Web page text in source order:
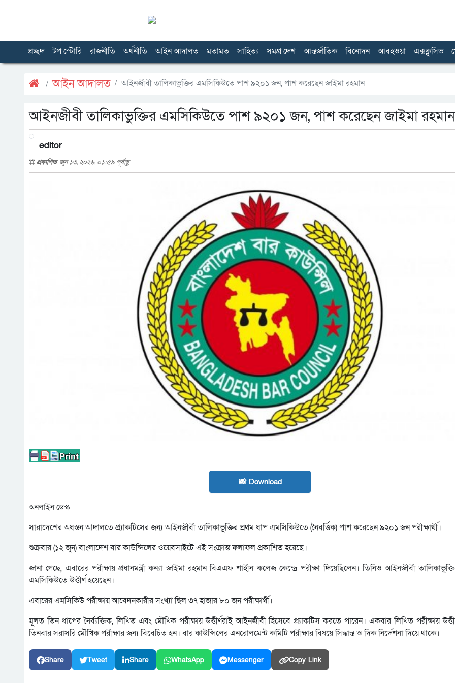
প্রচ্ছদ টপ স্টোরি রাজনীতি অর্থনীতি আইন আদালত মতামত সাহিত্য সমগ্র দেশ আন্তর্জাতিক বিনোদন আবহওয়া এক্সক্লুসিভ
আইন আদালত আইনজীবী তালিকাভুক্তির এমসিকিউতে পাশ ৯২০১ জন, পাশ করেছেন জাইমা রহমান
আইনজীবী তালিকাভুক্তির এমসিকিউতে পাশ ৯২০১ জন, পাশ করেছেন জাইমা রহমান
editor
প্রকাশিত জুন ১৩, ২০২৬, ০১:৫৯ পূর্বাহ্ণ
📸 Download
অনলাইন ডেস্ক
সারাদেশের অধস্তন আদালতে প্র্যাকটিসের জন্য আইনজীবী তালিকাভূক্তির প্রথম ধাপ এমসিকিউতে (নৈবর্ত্তিক) পাশ করেছেন ৯২০১ জন পরীক্ষার্থী।
শুক্রবার (১২ জুন) বাংলাদেশ বার কাউন্সিলের ওয়েবসাইটে এই সংক্রান্ত ফলাফল প্রকাশিত হয়েছে।
জানা গেছে, এবারের পরীক্ষায় প্রধানমন্ত্রী কন্যা জাইমা রহমান বিএএফ শাহীন কলেজ কেন্দ্রে পরীক্ষা দিয়েছিলেন। তিনিও আইনজীবী
এমসিকিউতে উত্তীর্ণ হয়েছেন।
এবারের এমসিকিউ পরীক্ষায় আবেদনকারীর সংখ্যা ছিল ৩৭ হাজার ৮০ জন পরীক্ষার্থী।
মূলত তিন ধাপের নৈর্ব্যক্তিক, লিখিত এবং মৌখিক পরীক্ষায় উত্তীর্ণরাই আইনজীবী হিসেবে প্র্যাকটিস করতে পারেন। একবার লিখিত পরীক্ষায়
তিনবার সরাসরি মৌখিক পরীক্ষার জন্য বিবেচিত হন। বার কাউন্সিলের এনরোলমেন্ট কমিটি পরীক্ষার বিষয়ে সিদ্ধান্ত ও দিক নির্দেশনা দিয়ে থাকে।
Share Tweet Share WhatsApp Messenger Copy Link